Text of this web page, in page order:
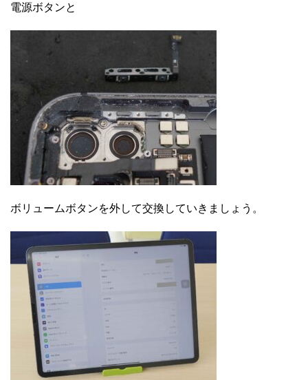
電源ボタンと
ボリュームボタンを外して交換していきましょう。